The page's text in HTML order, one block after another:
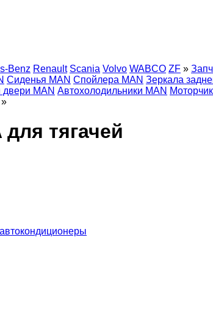
Benz Renault Scania Volvo WABCO ZF »
Сиденья MAN Спойлера MAN Зеркала
двери MAN Автохолодильники MAN
»
тягачей
автокондиционеры